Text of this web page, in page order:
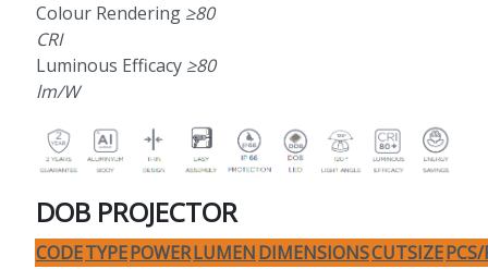
Colour Rendering ≥80
CRI
Luminous Efficacy ≥80
lm/W
DOB PROJECTOR
CODETYPEPOWERLUMENDIMENSIONSCUTSIZE